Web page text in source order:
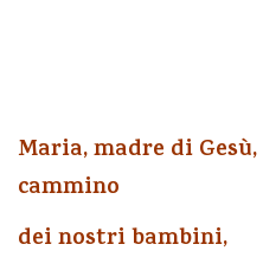
Maria, madre di Gesù,
cammino
dei nostri bambini,